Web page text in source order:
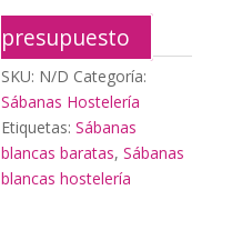
presupuesto
SKU: N/D Categoría:
Sábanas Hostelería
Etiquetas:Sábanas
blancas baratas,Sábanas
blancas hostelería